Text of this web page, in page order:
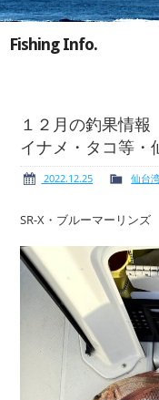
ボート免許
サービス案内
新艇・展示艇情報
Fishing Info.
１２月の釣
イナメ・タコ等・
2022.12.25 仙台
SR-X・ブルーマーリンズ